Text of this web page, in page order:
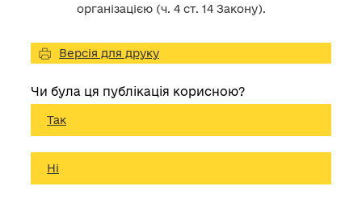
організацією (ч. 4 ст. 14 Закону).
Версія для друку
Чи була ця публікація корисною?
Так
Ні